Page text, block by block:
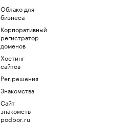
Облако для
бизнеса
Корпоративный
регистратор
доменов
Хостинг
сайтов
Рег.решения
Знакомства
Сайт
знакомств
podbor.ru